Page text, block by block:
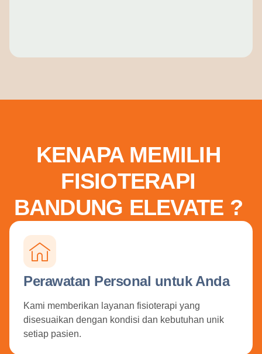
KENAPA MEMILIH
FISIOTERAPI
BANDUNG ELEVATE ?
Perawatan Personal untuk Anda
Kami memberikan layanan fisioterapi yang
disesuaikan dengan kondisi dan kebutuhan unik
setiap pasien.